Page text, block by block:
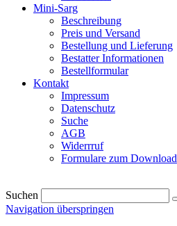
Mini-Sarg
Beschreibung
Preis und Versand
Bestellung und Lieferung
Bestatter Informationen
Bestellformular
Kontakt
Impressum
Datenschutz
Suche
AGB
Widerrruf
Formulare zum Download
Suchen
Navigation überspringen